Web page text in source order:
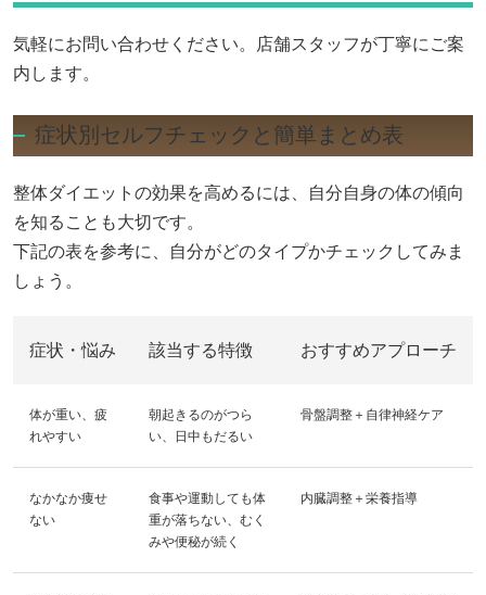
気軽にお問い合わせください。店舗スタッフが丁寧にご案
内します。
症状別セルフチェックと簡単まとめ表
整体ダイエットの効果を高めるには、自分自身の体の傾向
を知ることも大切です。
下記の表を参考に、自分がどのタイプかチェックしてみま
しょう。
症状・悩み 該当する特徴 おすすめアプローチ
体が重い、疲
れやすい
朝起きるのがつら
い、日中もだるい
骨盤調整＋自律神経ケア
なかなか痩せ
ない
食事や運動しても体
重が落ちない、むく
みや便秘が続く
内臓調整＋栄養指導